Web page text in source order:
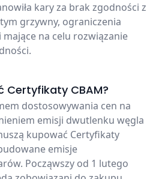
kary za brak zgodności z
grzywny, ograniczenia
na celu rozwiązanie
Certyfikaty CBAM?
dostosowywania cen na
emisji dwutlenku węgla
kupować Certyfikaty
emisje
Począwszy od 1 lutego